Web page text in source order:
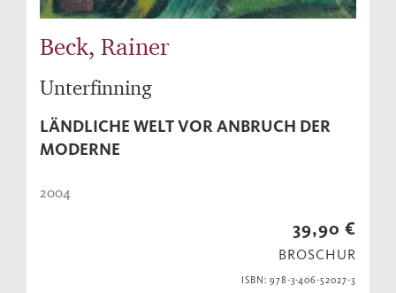
Beck, Rainer
Unterfinning
LÄNDLICHE WELT VOR ANBRUCH DER
MODERNE
2004
39,90 €
BROSCHUR
ISBN: 978-3-406-52027-3